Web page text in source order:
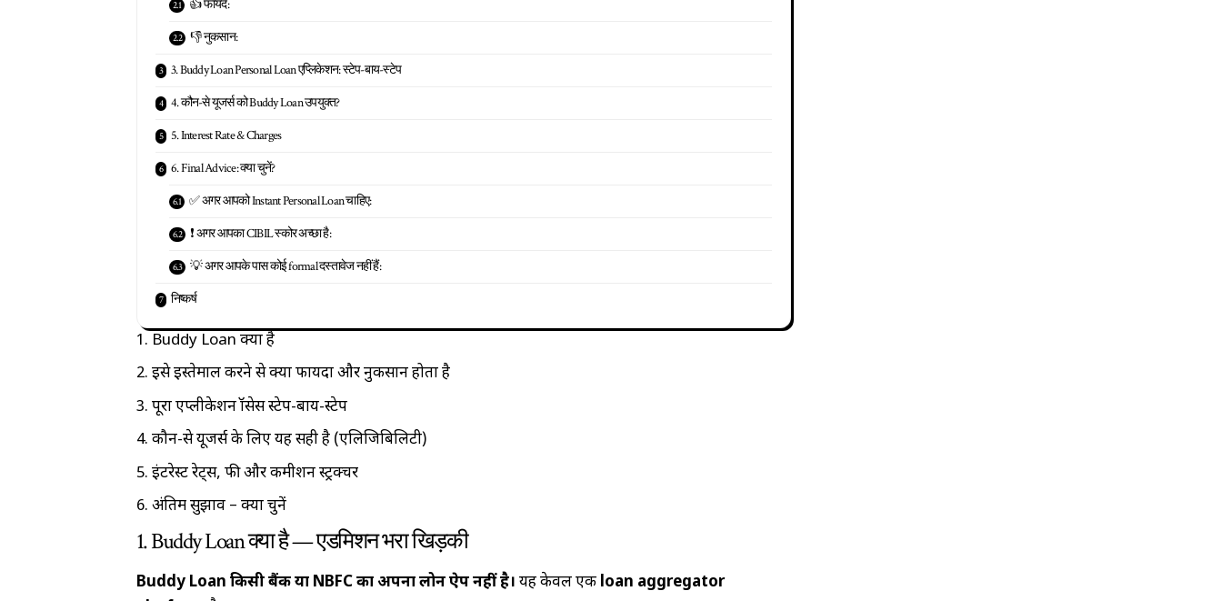
👍 फायदे:
👎 नुकसान:
3. Buddy Loan Personal Loan एप्लिकेशन: स्टेप-बाय-स्टेप
4. कौन-से यूजर्स को Buddy Loan उपयुक्त?
5. Interest Rate & Charges
6. Final Advice: क्या चुनें?
✅ अगर आपको Instant Personal Loan चाहिए:
❗ अगर आपका CIBIL स्कोर अच्छा है:
💡 अगर आपके पास कोई formal दस्तावेज नहीं हैं:
निष्कर्ष
Buddy Loan क्या है
इसे इस्तेमाल करने से क्या फायदा और नुकसान होता है
पूरा एप्लीकेशन प्रॉसेस स्टेप-बाय-स्टेप
कौन-से यूजर्स के लिए यह सही है (एलिजिबिलिटी)
इंटरेस्ट रेट्स, फी और कमीशन स्ट्रक्चर
अंतिम सुझाव – क्या चुनें
1. Buddy Loan क्या है — एडमिशन भरा खिड़की
Buddy Loan किसी बैंक या NBFC का अपना लोन ऐप नहीं है। यह केवल एक loan aggregator